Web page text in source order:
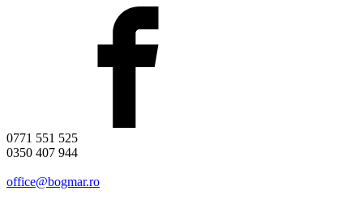
0771 551 525
0350 407 944
office@bogmar.ro